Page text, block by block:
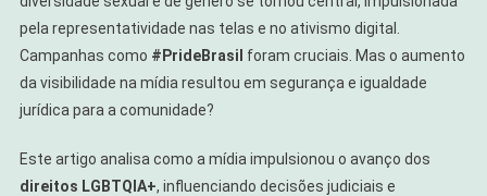
Como
A
Visibilidade
CRUCIAIS
Dos
pela representatividade nas telas e no ativismo digital.
Campanhas como #PrideBrasil foram cruciais. Mas o aumento
da visibilidade na mídia resultou em segurança e igualdade
jurídica para a comunidade?
Este artigo analisa como a mídia impulsionou o avanço dos
direitos LGBTQIA+, influenciando decisões judiciais e